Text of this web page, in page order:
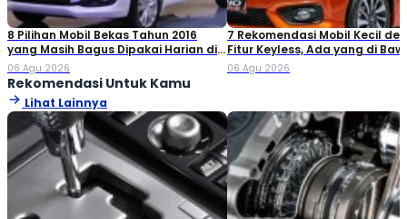
8 Pilihan Mobil Bekas Tahun 2016
yang Masih Bagus Dipakai Harian di
2026
06 Agu 2026
7 Rekomendasi Mobil Kecil
Fitur Keyless, Ada yang di
Rp80 Juta!
06 Agu 2026
Rekomendasi Untuk Kamu
Lihat Lainnya